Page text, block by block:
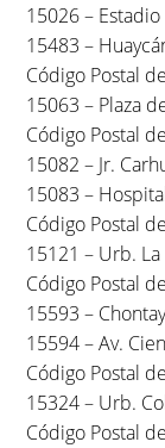
15026 –
15483 –
Código Postal
15063 – Plaza
Código Postal
15082 – Jr.
15083 –
Código Postal
15121 – Urb.
Código Postal
15593 –
15594 – Av.
Código Postal
15324 – Urb.
Código Postal